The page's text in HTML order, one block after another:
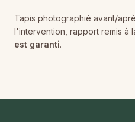
Tapis photographié avant/
l'intervention, rapport remis à
est garanti.